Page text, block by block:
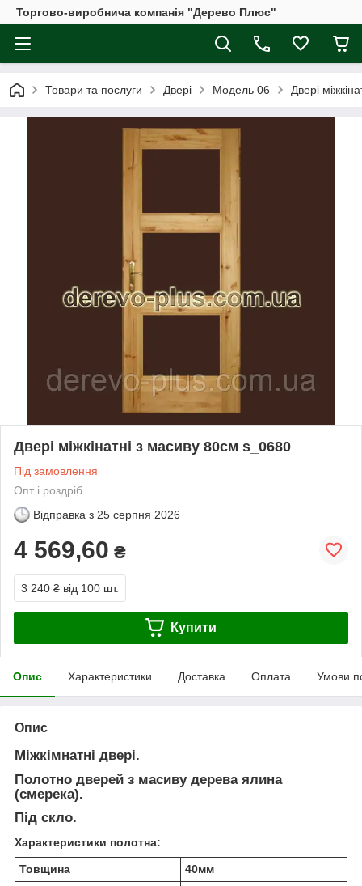
Торгово-виробнича компанія "Дерево Плюс"
Товари та послуги Двері Модель 06 Двері
Двері міжкінатні з масиву 80см s_0680
Під замовлення
Опт і роздріб
Відправка з 25 серпня 2026
4 569,60 ₴
3 240 ₴ від 100 шт.
Купити
Опис Характеристики Доставка Оплата Умови
Опис
Міжкімнатні двері.
Полотно дверей з масиву дерева ялина
(смерека).
Під скло.
Характеристики полотна:
Товщина
40мм